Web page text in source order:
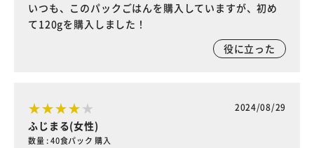
いつも、このパックごはんを購入していますが、初め
て120gを購入しました！
役に立った
2024/08/29
ふじまる(女性)
数量 : 40食パック 購入